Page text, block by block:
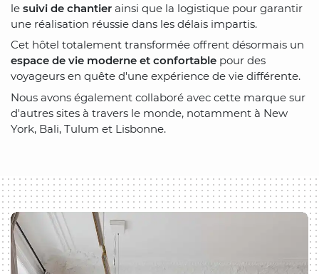
le suivi de chantier ainsi que la logistique pour garantir
une réalisation réussie dans les délais impartis.
Cet hôtel totalement transformée offrent désormais un
espace de vie moderne et confortable pour des
voyageurs en quête d'une expérience de vie différente.
Nous avons également collaboré avec cette marque sur
d'autres sites à travers le monde, notamment à New
York, Bali, Tulum et Lisbonne.